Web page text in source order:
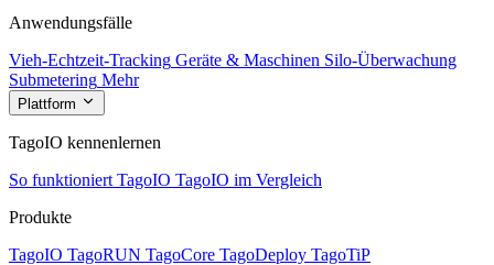
Anwendungsfälle
Vieh-Echtzeit-Tracking Geräte & Maschinen Silo-Überwachung
Submetering Mehr
Plattform
TagoIO kennenlernen
So funktioniert TagoIO TagoIO im Vergleich
Produkte
TagoIO TagoRUN TagoCore TagoDeploy TagoTiP